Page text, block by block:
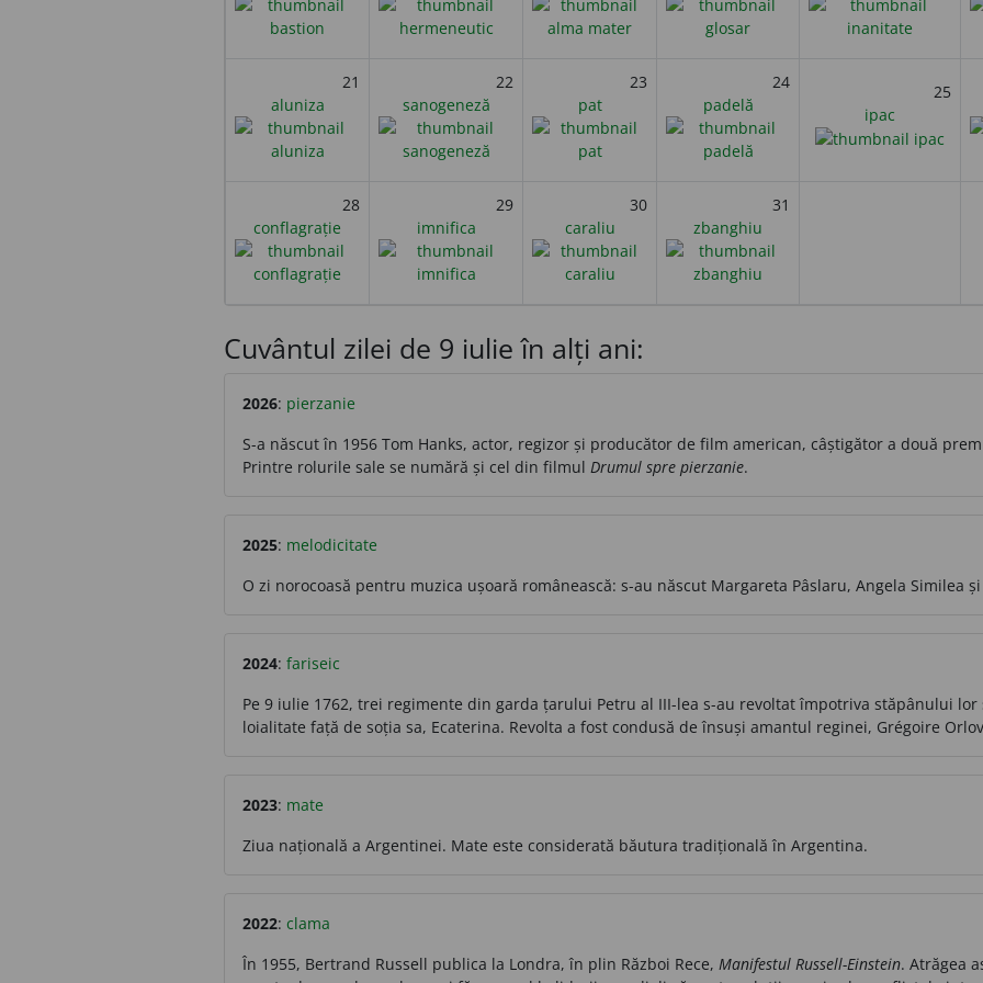
21
aluniza
22
sanogeneză
23
pat
24
padelă
25
ipac
28
conflagrație
29
imnifica
30
caraliu
31
zbanghiu
Cuvântul zilei de 9 iulie în alți ani:
2026: pierzanie
S-a născut în 1956 Tom Hanks, actor, regizor și producător de film american, câștigător a două
Printre rolurile sale se numără și cel din filmul Drumul spre pierzanie.
2025: melodicitate
O zi norocoasă pentru muzica ușoară românească: s-au născut Margareta Pâslaru, Angela Similea
2024: fariseic
Pe 9 iulie 1762, trei regimente din garda țarului Petru al III-lea s-au revoltat împotriva stăpânului
loialitate față de soția sa, Ecaterina. Revolta a fost condusă de însuși amantul reginei, Grégoire
2023: mate
Ziua națională a Argentinei. Mate este considerată băutura tradițională în Argentina.
2022: clama
În 1955, Bertrand Russell publica la Londra, în plin Război Rece, Manifestul Russell-Einstein. Atrăgea